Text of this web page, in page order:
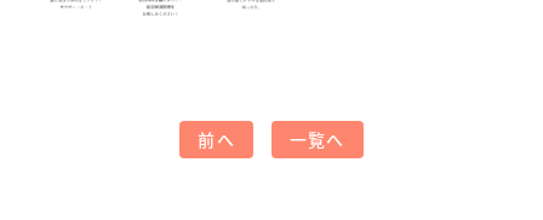
前へ 一覧へ